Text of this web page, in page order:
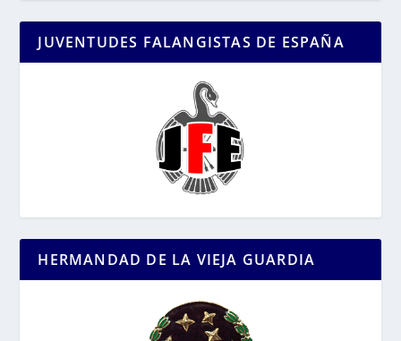
JUVENTUDES FALANGISTAS DE ESPAÑA
HERMANDAD DE LA VIEJA GUARDIA